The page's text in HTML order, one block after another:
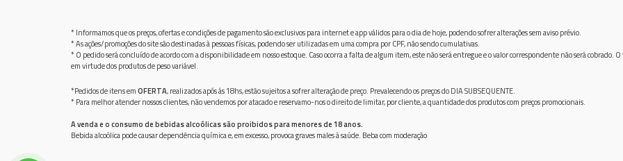
* Informamos que os preços, ofertas e condições de pagamento são exclusivos para internet e app válidos para o dia de hoje, podendo sofrer alterações sem aviso prévio.
* As ações/promoções do site são destinadas à pessoas físicas, podendo ser utilizadas em uma compra por CPF, não sendo cumulativas.
* O pedido será concluído de acordo com a disponibilidade em nosso estoque. Caso ocorra a falta de algum item, este não será entregue e o valor correspondente não será cobrado.
em virtude dos produtos de peso variável.
*Pedidos de itens emOFERTA, realizados após ás 18hs, estão sujeitos a sofrer alteração de preço. Prevalecendo os preços do DIA SUBSEQUENTE.
* Para melhor atender nossos clientes, não vendemos por atacado e reservamo-nos o direito de limitar, por cliente, a quantidade dos produtos com preços promocionais.
A venda e o consumo de bebidas alcoólicas são proibidos para menores de 18 anos.
Bebida alcoólica pode causar dependência química e, em excesso, provoca graves males à saúde. Beba com moderação